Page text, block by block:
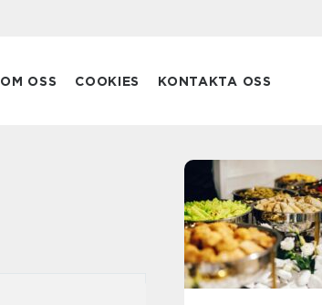
OM OSS COOKIES KONTAKTA OSS